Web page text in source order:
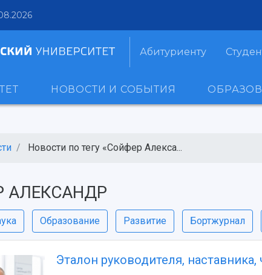
Абитуриенту
НОВОСТИ И СОБЫТИЯ
Новости по тегу «Сойфер Алекса...
АЛЕКСАНДР
Образование Развитие Бортжурнал
Эталон руководителя, наставника,